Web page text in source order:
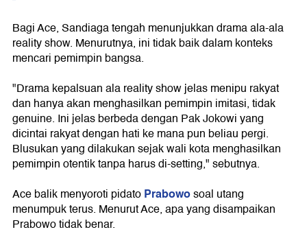
Bagi Ace, Sandiaga tengah menunjukkan drama ala-ala
reality show. Menurutnya, ini tidak baik dalam konteks
mencari pemimpin bangsa.
"Drama kepalsuan ala reality show jelas menipu rakyat
dan hanya akan menghasilkan pemimpin imitasi, tidak
genuine. Ini jelas berbeda dengan Pak Jokowi yang
dicintai rakyat dengan hati ke mana pun beliau pergi.
Blusukan yang dilakukan sejak wali kota menghasilkan
pemimpin otentik tanpa harus di-setting," sebutnya.
Ace balik menyoroti pidatoPrabowosoal utang
menumpuk terus. Menurut Ace, apa yang disampaikan
Prabowo tidak benar.